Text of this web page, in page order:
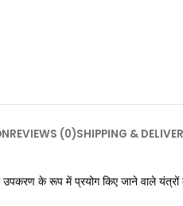
REVIEWS (0)SHIPPING &
के रूप में प्रयोग किए जाने वाले